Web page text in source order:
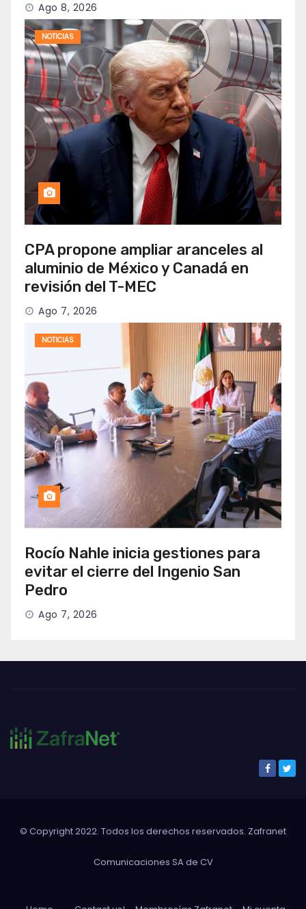
Ago 8, 2026
NOTICIAS
CPA propone ampliar aranceles al
aluminio de México y Canadá en
revisión del T-MEC
Ago 7, 2026
NOTICIAS
Rocío Nahle inicia gestiones para
evitar el cierre del Ingenio San
Pedro
Ago 7, 2026
© Copyright 2022. Todos los derechos reservados. Zafranet
Comunicaciones SA de CV